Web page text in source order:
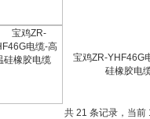
宝鸡ZR-YHF46G
硅橡胶电
共 21 条记录，当